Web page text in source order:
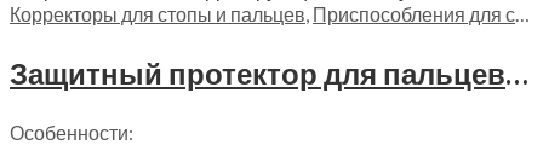
Корректоры для стопы и пальцев, Приспособления для стопы
Защитный протектор для пальцев стопы — трубка тканевая с силиконом Trives, СТ-65
Особенности: